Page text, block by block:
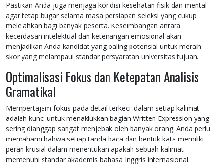
Pastikan Anda juga menjaga kondisi kesehatan fisik dan mental
agar tetap bugar selama masa persiapan seleksi yang cukup
melelahkan bagi banyak peserta. Keseimbangan antara
kecerdasan intelektual dan ketenangan emosional akan
menjadikan Anda kandidat yang paling potensial untuk meraih
skor yang melampaui standar persyaratan universitas tujuan.
Optimalisasi Fokus dan Ketepatan Analisis
Gramatikal
Mempertajam fokus pada detail terkecil dalam setiap kalimat
adalah kunci untuk menaklukkan bagian Written Expression yang
sering dianggap sangat menjebak oleh banyak orang. Anda perlu
memahami bahwa setiap tanda baca dan bentuk kata memiliki
peran krusial dalam menentukan apakah sebuah kalimat
memenuhi standar akademis bahasa Inggris internasional.